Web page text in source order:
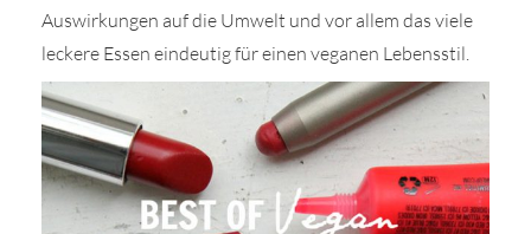
Auswirkungen auf die Umwelt und vor allem das viele
leckere Essen eindeutig für einen veganen Lebensstil.